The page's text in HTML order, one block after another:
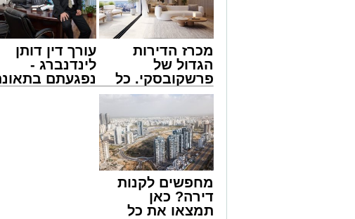
השניים במיומנות ובמהירות, וחלצו את התינוק
דניאל ברכה סיפר על רגעי הדרמה: "בזמן
את קריאת החירום. יצאתי מיד למקום ופגשתי
שבנה ננעל מול עיניה, בזמן שעוברי אורח מסביב
מהירות בחשכה, הצלחתי להוציא את התינוק
נשמעו קריאות התרגשות גדולות של הנוכחים.
'איזה כיף שיש את ידידים'. אין תחושה מספקת
בעקבות האירוע, בארגון "ידידים" שבים ופונים
לשאת עליהם את מפתח הרכב בכל רגע נתון ולא
השגחה. במקרה חירום של נעילת רכב, יש ליצור
1230(ללא כוכבית).
מעוניינים להגיב? לדווח ? צרו איתנו קשר במייל -
מכרז הדירות
הגדול של
פרשקובסקי. כל
מה שצריך לדעת
הצעה לדירה
באשדוד
עורך דין דותן
לינדנברג -
נפגעתם
מחפשים לקנות
דירה? כאן
תמצאו את כל